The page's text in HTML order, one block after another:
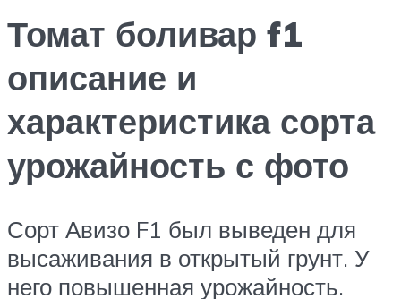
Томат боливар f1
описание и
характеристика сорта
урожайность с фото
Сорт Авизо F1 был выведен для
высаживания в открытый грунт. У
него повышенная урожайность.